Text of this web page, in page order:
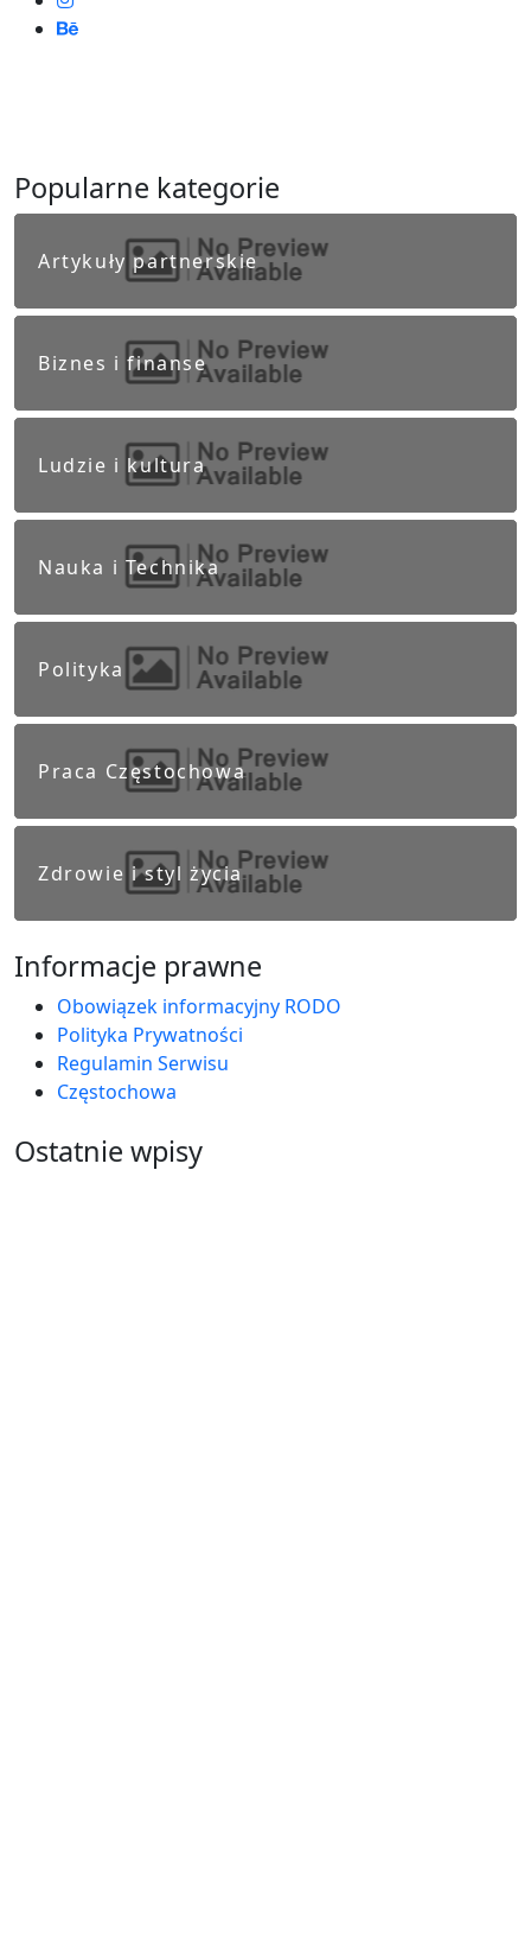
Popularne kategorie
Artykuły partnerskie
Biznes i finanse
Ludzie i kultura
Nauka i Technika
Polityka
Praca Częstochowa
Zdrowie i styl życia
Informacje prawne
Obowiązek informacyjny RODO
Polityka Prywatności
Regulamin Serwisu
Częstochowa
Ostatnie wpisy